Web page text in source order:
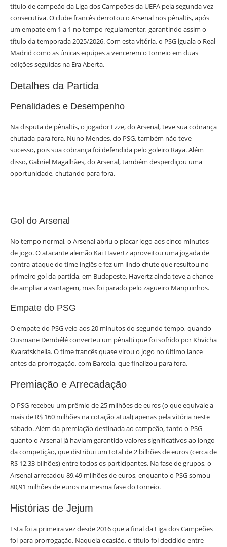
título de campeão da Liga dos Campeões da UEFA pela segunda vez
consecutiva. O clube francês derrotou o Arsenal nos pênaltis, após
um empate em 1 a 1 no tempo regulamentar, garantindo assim o
título da temporada 2025/2026. Com esta vitória, o PSG iguala o Real
Madrid como as únicas equipes a vencerem o torneio em duas
edições seguidas na Era Aberta.
Detalhes da Partida
Penalidades e Desempenho
Na disputa de pênaltis, o jogador Ezze, do Arsenal, teve sua cobrança
chutada para fora. Nuno Mendes, do PSG, também não teve
sucesso, pois sua cobrança foi defendida pelo goleiro Raya. Além
disso, Gabriel Magalhães, do Arsenal, também desperdiçou uma
oportunidade, chutando para fora.
Gol do Arsenal
No tempo normal, o Arsenal abriu o placar logo aos cinco minutos
de jogo. O atacante alemão Kai Havertz aproveitou uma jogada de
contra-ataque do time inglês e fez um lindo chute que resultou no
primeiro gol da partida, em Budapeste. Havertz ainda teve a chance
de ampliar a vantagem, mas foi parado pelo zagueiro Marquinhos.
Empate do PSG
O empate do PSG veio aos 20 minutos do segundo tempo, quando
Ousmane Dembélé converteu um pênalti que foi sofrido por Khvicha
Kvaratskhelia. O time francês quase virou o jogo no último lance
antes da prorrogação, com Barcola, que finalizou para fora.
Premiação e Arrecadação
O PSG recebeu um prêmio de 25 milhões de euros (o que equivale a
mais de R$ 160 milhões na cotação atual) apenas pela vitória neste
sábado. Além da premiação destinada ao campeão, tanto o PSG
quanto o Arsenal já haviam garantido valores significativos ao longo
da competição, que distribui um total de 2 bilhões de euros (cerca de
R$ 12,33 bilhões) entre todos os participantes. Na fase de grupos, o
Arsenal arrecadou 89,49 milhões de euros, enquanto o PSG somou
80,91 milhões de euros na mesma fase do torneio.
Histórias de Jejum
Esta foi a primeira vez desde 2016 que a final da Liga dos Campeões
foi para prorrogação. Naquela ocasião, o título foi decidido entre